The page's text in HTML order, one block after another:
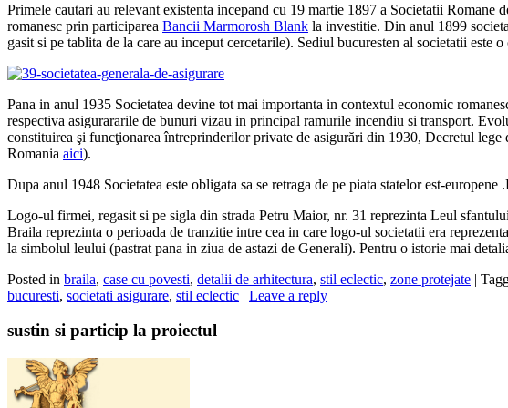
Primele cautari au relevant existenta incepand cu 19 martie 1897 a Societatii
romanesc prin participarea Bancii Marmorosh Blank la investitie. Din anul 1899
gasit si pe tablita de la care au inceput cercetarile). Sediul bucuresten al societatii
Pana in anul 1935 Societatea devine tot mai importanta in contextul economic
respectiva asigurararile de bunuri vizau in principal ramurile incendiu si transport.
constituirea şi funcţionarea întreprinderilor private de asigurări din 1930, Decretul
Romania aici).
Dupa anul 1948 Societatea este obligata sa se retraga de pe piata statelor est-
Logo-ul firmei, regasit si pe sigla din strada Petru Maior, nr. 31 reprezinta Leul
Braila reprezinta o perioada de tranzitie intre cea in care logo-ul societatii era
la simbolul leului (pastrat pana in ziua de astazi de Generali). Pentru o istorie mai
Posted in braila, case cu povesti, detalii de arhitectura, stil eclectic, zone protejate |
bucuresti, societati asigurare, stil eclectic | Leave a reply
sustin si particip la proiectul